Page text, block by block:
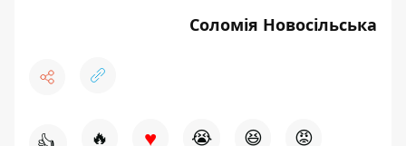
Соломія Новосільська
🔥 ♥ 😭 😆 😡